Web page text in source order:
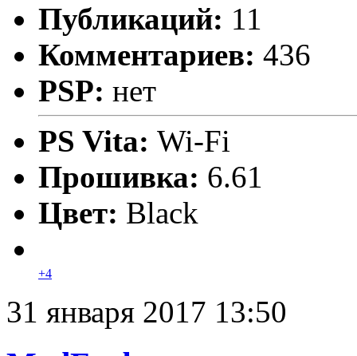
Публикаций: 11
Комментариев: 436
PSP: нет
PS Vita: Wi-Fi
Прошивка: 6.61
Цвет: Black
+4
31 января 2017 13:50